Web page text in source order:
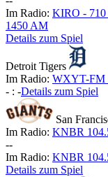
Im Radio: KIRO - 710
1450 AM
Details zum Spiel
Detroit Tigers
Im Radio: WXYT-FM
- : -Details zum Spiel
San
Im Radio: KNBR
--
Im Radio: KNBR
Details zum Spiel